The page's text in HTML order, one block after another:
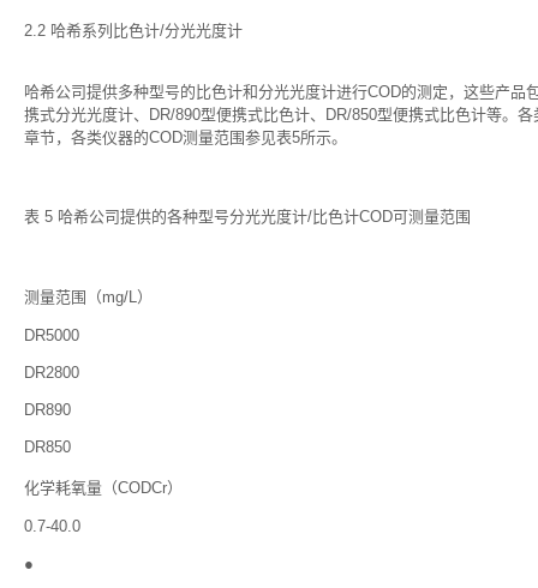
2.2 哈希系列比色计/分光光度计
哈希公司提供多种型号的比色计和分光光度计进行COD的测定，这些产
携式分光光度计、DR/890型便携式比色计、DR/850型便携式比色计等。
章节，各类仪器的COD测量范围参见表5所示。
表 5 哈希公司提供的各种型号分光光度计/比色计COD可测量范围
测量范围（mg/L）
DR5000
DR2800
DR890
DR850
化学耗氧量（CODCr）
0.7-40.0
●